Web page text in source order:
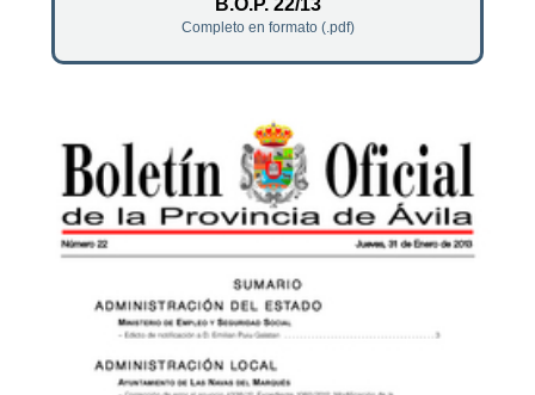
Completo en formato (.pdf)